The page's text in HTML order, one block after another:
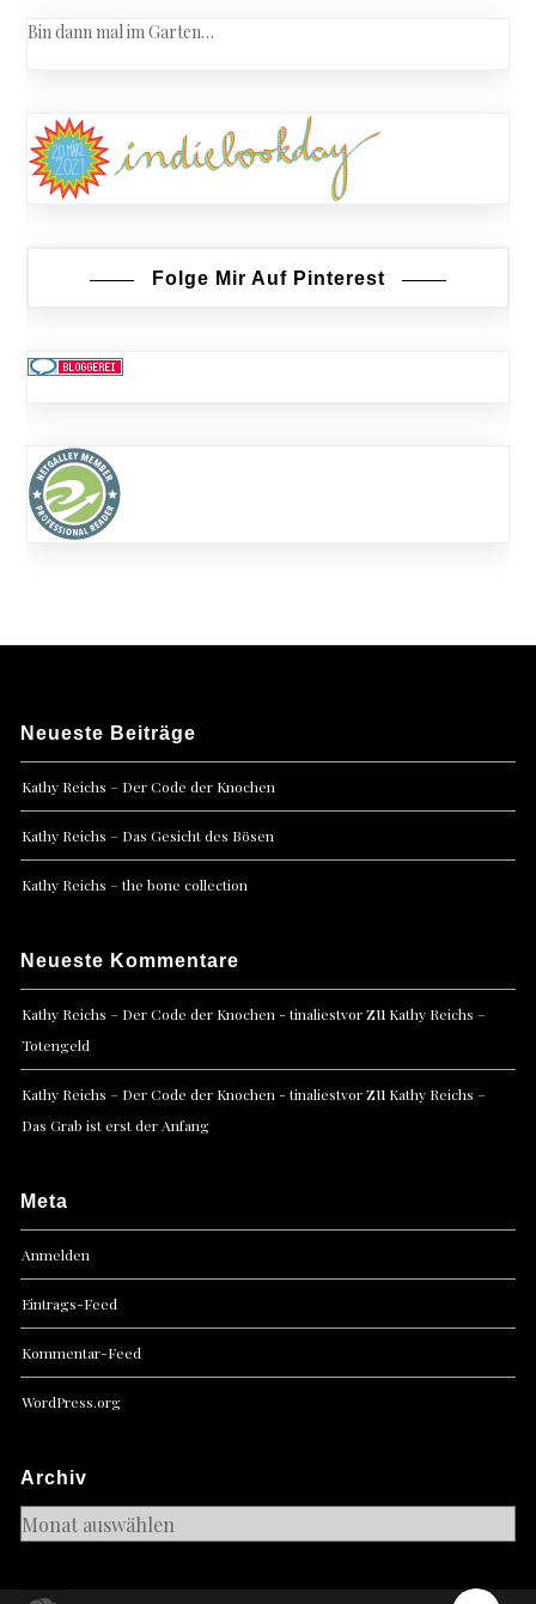
Bin dann mal im Garten…
Folge Mir Auf Pinterest
Neueste Beiträge
Kathy Reichs – Der Code der Knochen
Kathy Reichs – Das Gesicht des Bösen
Kathy Reichs – the bone collection
Neueste Kommentare
Kathy Reichs – Der Code der Knochen - tinaliestvorzu Kathy Reichs –
Totengeld
Kathy Reichs – Der Code der Knochen - tinaliestvorzu Kathy Reichs –
Das Grab ist erst der Anfang
Meta
Anmelden
Eintrags-Feed
Kommentar-Feed
WordPress.org
Archiv
Archiv